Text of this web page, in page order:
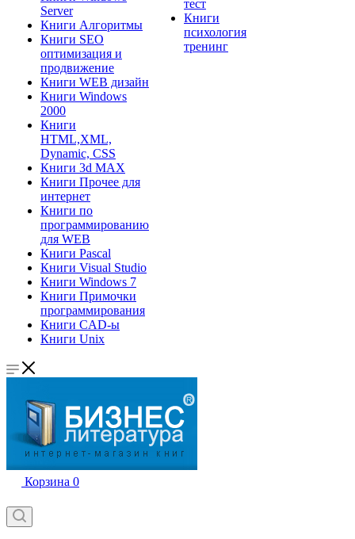
Server
Книги Алгоритмы
Книги SEO
оптимизация и
продвижение
Книги WEB дизайн
Книги Windows
2000
Книги
HTML,XML,
Dynamic, CSS
Книги 3d MAX
Книги Прочее для
интернет
Книги по
программированию
для WEB
Книги Pascal
Книги Visual Studio
Книги Windows 7
Книги Примочки
программирования
Книги CAD-ы
Книги Unix
тест
Книги
психология
тренинг
Корзина 0